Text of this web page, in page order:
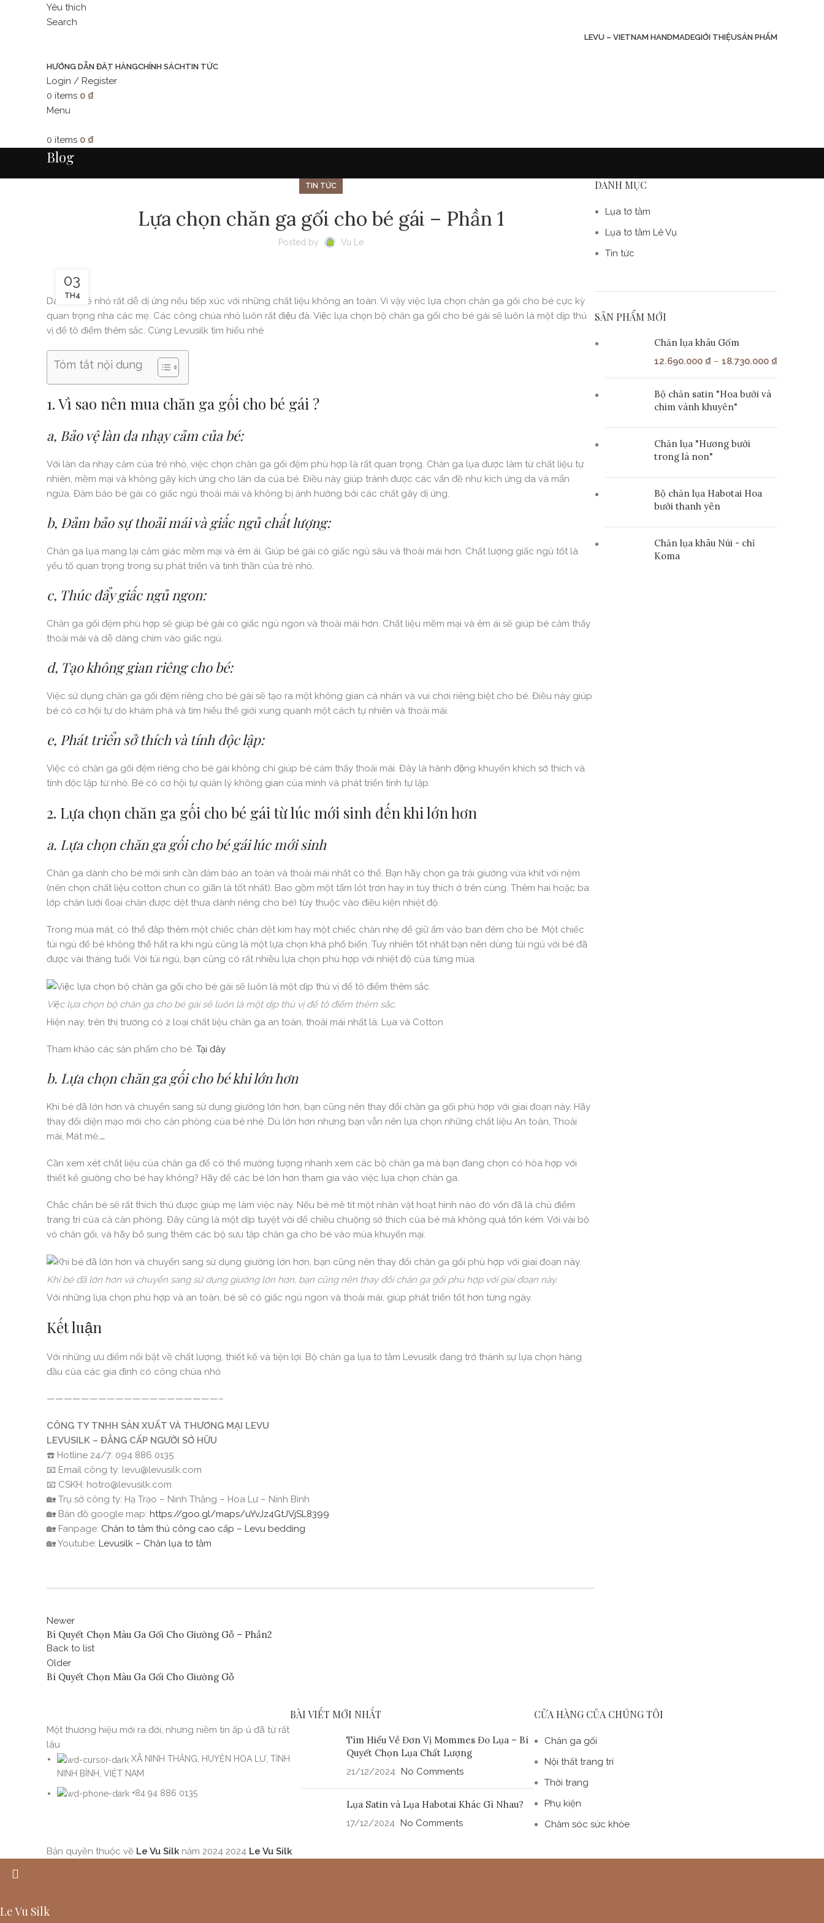
Yêu thích
Search
LEVU – VIETNAM HANDMADEGIỚI THIỆUSẢN PHẨM
HƯỚNG DẪN ĐẶT HÀNGCHÍNH SÁCHTIN TỨC
Login / Register
0 items 0 ₫
Menu
0 items 0 ₫
Blog
TIN TỨC
Lựa chọn chăn ga gối cho bé gái – Phần 1
Posted by Vu Le
03
TH4
Da của trẻ nhỏ rất dễ dị ứng nếu tiếp xúc với những chất liệu không an toàn. Vì vậy việc lựa chọn chăn ga gối cho bé cực kỳ
quan trọng nha các mẹ. Các công chúa nhỏ luôn rất điệu đà. Việc lựa chọn bộ chăn ga gối cho bé gái sẽ luôn là một dịp thú
vị để tô điểm thêm sắc. Cùng Levusilk tìm hiểu nhé
Tóm tắt nội dung
1. Vì sao nên mua chăn ga gối cho bé gái ?
a, Bảo vệ làn da nhạy cảm của bé:
Với làn da nhạy cảm của trẻ nhỏ, việc chọn chăn ga gối đệm phù hợp là rất quan trọng. Chăn ga lụa được làm từ chất liệu tự
nhiên, mềm mại và không gây kích ứng cho làn da của bé. Điều này giúp tránh được các vấn đề như kích ứng da và mẩn
ngứa. Đảm bảo bé gái có giấc ngủ thoải mái và không bị ảnh hưởng bởi các chất gây dị ứng.
b, Đảm bảo sự thoải mái và giấc ngủ chất lượng:
Chăn ga lụa mang lại cảm giác mềm mại và êm ái. Giúp bé gái có giấc ngủ sâu và thoải mái hơn. Chất lượng giấc ngủ tốt là
yếu tố quan trọng trong sự phát triển và tinh thần của trẻ nhỏ.
c, Thúc đẩy giấc ngủ ngon:
Chăn ga gối đệm phù hợp sẽ giúp bé gái có giấc ngủ ngon và thoải mái hơn. Chất liệu mềm mại và êm ái sẽ giúp bé cảm thấy
thoải mái và dễ dàng chìm vào giấc ngủ.
d, Tạo không gian riêng cho bé:
Việc sử dụng chăn ga gối đệm riêng cho bé gái sẽ tạo ra một không gian cá nhân và vui chơi riêng biệt cho bé. Điều này giúp
bé có cơ hội tự do khám phá và tìm hiểu thế giới xung quanh một cách tự nhiên và thoải mái.
e, Phát triển sở thích và tính độc lập:
Việc có chăn ga gối đệm riêng cho bé gái không chỉ giúp bé cảm thấy thoải mái. Đây là hành động khuyến khích sở thích và
tính độc lập từ nhỏ. Bé có cơ hội tự quản lý không gian của mình và phát triển tính tự lập.
2. Lựa chọn chăn ga gối cho bé gái từ lúc mới sinh đến khi lớn hơn
a. Lựa chọn chăn ga gối cho bé gái lúc mới sinh
Chăn ga dành cho bé mới sinh cần đảm bảo an toàn và thoải mái nhất có thể. Bạn hãy chọn ga trải giường vừa khít với nệm
(nên chọn chất liệu cotton chun co giãn là tốt nhất). Bao gồm một tấm lót trơn hay in tùy thích ở trên cùng. Thêm hai hoặc ba
lớp chăn lưới (loại chăn được dệt thưa dành riêng cho bé) tùy thuộc vào điều kiện nhiệt độ.
Trong mùa mát, có thể đắp thêm một chiếc chăn dệt kim hay một chiếc chăn nhẹ để giữ ấm vào ban đêm cho bé. Một chiếc
túi ngủ để bé không thể hất ra khi ngủ cũng là một lựa chọn khá phổ biến. Tuy nhiên tốt nhất bạn nên dùng túi ngủ với bé đã
được vài tháng tuổi. Với túi ngủ, bạn cũng có rất nhiều lựa chọn phù hợp với nhiệt độ của từng mùa.
Việc lựa chọn bộ chăn ga cho bé gái sẽ luôn là một dịp thú vị để tô điểm thêm sắc.
Hiện nay, trên thị trường có 2 loại chất liệu chăn ga an toàn, thoải mái nhất là: Lụa và Cotton
Tham khảo các sản phẩm cho bé. Tại đây
b. Lựa chọn chăn ga gối cho bé khi lớn hơn
Khi bé đã lớn hơn và chuyển sang sử dụng giường lớn hơn, bạn cũng nên thay đổi chăn ga gối phù hợp với giai đoạn này. Hãy
thay đổi diện mạo mới cho căn phòng của bé nhé. Dù lớn hơn nhưng bạn vẫn nên lựa chọn những chất liệu An toàn, Thoải
mái, Mát mẻ,…
Cần xem xét chất liệu của chăn ga để có thể mường tượng nhanh xem các bộ chăn ga mà bạn đang chọn có hòa hợp với
thiết kế giường cho bé hay không? Hãy để các bé lớn hơn tham gia vào việc lựa chọn chăn ga.
Chắc chắn bé sẽ rất thích thú được giúp mẹ làm việc này. Nếu bé mê tít một nhân vật hoạt hình nào đó vốn đã là chủ điểm
trang trí của cả căn phòng. Đây cũng là một dịp tuyệt vời để chiều chuộng sở thích của bé mà không quá tốn kém. Với vài bộ
vỏ chăn gối, và hãy bổ sung thêm các bộ sưu tập chăn ga cho bé vào mùa khuyến mại.
Khi bé đã lớn hơn và chuyển sang sử dụng giường lớn hơn, bạn cũng nên thay đổi chăn ga gối phù hợp với giai đoạn này.
Với những lựa chọn phù hợp và an toàn, bé sẽ có giấc ngủ ngon và thoải mái, giúp phát triển tốt hơn từng ngày.
Kết luận
Với những ưu điểm nổi bật về chất lượng, thiết kế và tiện lợi. Bộ chăn ga lụa tơ tằm Levusilk đang trở thành sự lựa chọn hàng
đầu của các gia đình có công chúa nhỏ
————————————————————–
CÔNG TY TNHH SẢN XUẤT VÀ THƯƠNG MẠI LEVU
LEVUSILK – ĐẲNG CẤP NGƯỜI SỞ HỮU
☎️ Hotline 24/7: 094 886 0135
📧 Email công ty: levu@levusilk.com
📧 CSKH: hotro@levusilk.com
🏡 Trụ sở công ty: Hạ Trạo – Ninh Thắng – Hoa Lư – Ninh Bình
🏡 Bản đồ google map: https://goo.gl/maps/uYvJz4GtJVjSL8399
🏡 Fanpage: Chăn tơ tằm thủ công cao cấp – Levu bedding
🏡 Youtube: Levusilk – Chăn lụa tơ tằm
Newer
Bí Quyết Chọn Màu Ga Gối Cho Giường Gỗ – Phần2
Back to list
Older
Bí Quyết Chọn Màu Ga Gối Cho Giường Gỗ
DANH MỤC
Lụa tơ tằm
Lụa tơ tằm Lê Vụ
Tin tức
SẢN PHẨM MỚI
Chăn lụa khâu Gốm
12.690.000 ₫ – 18.730.000 ₫
Bộ chăn satin "Hoa bưởi và
chim vành khuyên"
Chăn lụa "Hương bưởi
trong lá non"
Bộ chăn lụa Habotai Hoa
bưởi thanh yên
Chăn lụa khâu Núi - chỉ
Koma
Một thương hiệu mới ra đời, nhưng niềm tin ấp ủ đã từ rất
lâu
XÃ NINH THẮNG, HUYỆN HOA LƯ, TỈNH
NINH BÌNH, VIỆT NAM
+84 94 886 0135
BÀI VIẾT MỚI NHẤT
Tìm Hiểu Về Đơn Vị Mommes Đo Lụa – Bí
Quyết Chọn Lụa Chất Lượng
21/12/2024 No Comments
Lụa Satin và Lụa Habotai Khác Gì Nhau?
17/12/2024 No Comments
CỬA HÀNG CỦA CHÚNG TÔI
Chăn ga gối
Nội thất trang trí
Thời trang
Phụ kiện
Chăm sóc sức khỏe
Bản quyền thuộc về Le Vu Silk năm 2024 2024 Le Vu Silk.
Le Vu Silk